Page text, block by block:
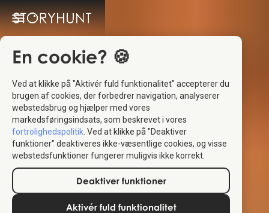
En cookie? 🍪
Ved at klikke på "Aktivér fuld funktionalitet" accepterer du
brugen af cookies, der forbedrer navigation, analyserer
webstedsbrug og hjælper med vores
markedsføringsindsats, som beskrevet i vores
fortrolighedspolitik . Ved at klikke på "Deaktiver
funktioner" deaktiveres ikke-væsentlige cookies, og visse
webstedsfunktioner fungerer muligvis ikke korrekt.
Deaktiver funktioner
Aktivér fuld funktionalitet